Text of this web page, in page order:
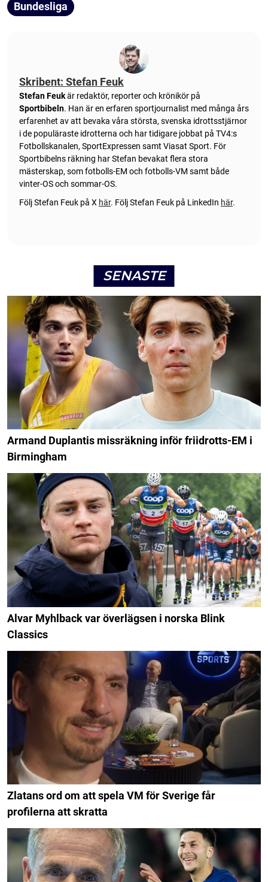
Bundesliga
Skribent: Stefan Feuk
Stefan Feukär redaktör, reporter och krönikör på
Sportbibeln. Han är en erfaren sportjournalist med många års
erfarenhet av att bevaka våra största, svenska idrottsstjärnor
i de populäraste idrotterna och har tidigare jobbat på TV4:s
Fotbollskanalen, SportExpressen samt Viasat Sport. För
Sportbibelns räkning har Stefan bevakat flera stora
mästerskap, som fotbolls-EM och fotbolls-VM samt både
vinter-OS och sommar-OS.
Följ Stefan Feuk på X här. Följ Stefan Feuk på LinkedIn här.
SENASTE
Armand Duplantis missräkning inför friidrotts-EM i
Birmingham
Alvar Myhlback var överlägsen i norska Blink
Classics
Zlatans ord om att spela VM för Sverige får
profilerna att skratta